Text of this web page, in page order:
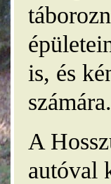
is, és
számára.
A
autóval